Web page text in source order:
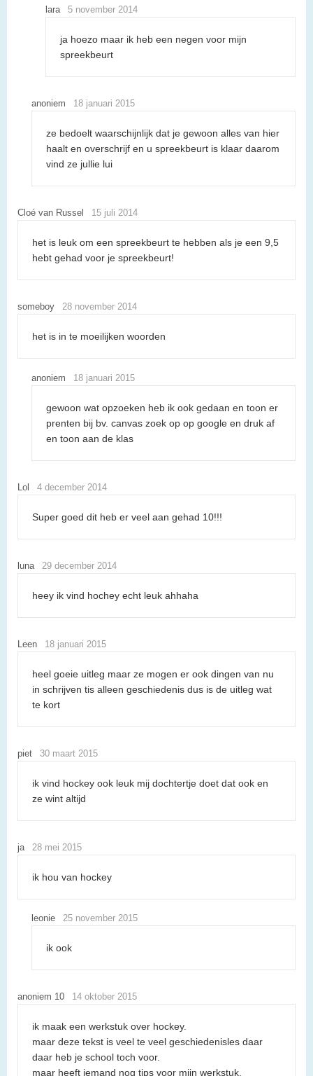
lara 5 november 2014
ja hoezo maar ik heb een negen voor mijn
spreekbeurt
anoniem 18 januari 2015
ze bedoelt waarschijnlijk dat je gewoon alles van hier
haalt en overschrijf en u spreekbeurt is klaar daarom
vind ze jullie lui
Cloé van Russel 15 juli 2014
het is leuk om een spreekbeurt te hebben als je een 9,5
hebt gehad voor je spreekbeurt!
someboy 28 november 2014
het is in te moeilijken woorden
anoniem 18 januari 2015
gewoon wat opzoeken heb ik ook gedaan en toon er
prenten bij bv. canvas zoek op op google en druk af
en toon aan de klas
Lol 4 december 2014
Super goed dit heb er veel aan gehad 10!!!
luna 29 december 2014
heey ik vind hochey echt leuk ahhaha
Leen 18 januari 2015
heel goeie uitleg maar ze mogen er ook dingen van nu
in schrijven tis alleen geschiedenis dus is de uitleg wat
te kort
piet 30 maart 2015
ik vind hockey ook leuk mij dochtertje doet dat ook en
ze wint altijd
ja 28 mei 2015
ik hou van hockey
leonie 25 november 2015
ik ook
anoniem 10 14 oktober 2015
ik maak een werkstuk over hockey.
maar deze tekst is veel te veel geschiedenisles daar
daar heb je school toch voor.
maar heeft iemand nog tips voor mijn werkstuk.